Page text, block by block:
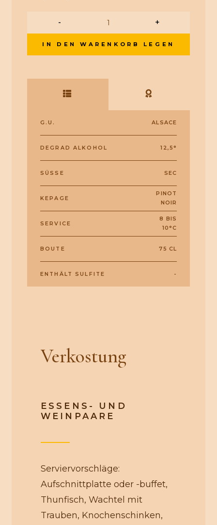
- +
IN DEN WARENKORB LEGEN
G.U. ALSACE
DEGRAD ALKOHOL 12,5°
SÜSSE SEC
KEPAGE
PINOT
NOIR
SERVICE
8 BIS
10°C
BOUTE 75 CL
ENTHÄLT SULFITE -
Verkostung
ESSENS- UND
WEINPAARE
Serviervorschläge:
Aufschnittplatte oder -buffet,
Thunfisch, Wachtel mit
Trauben, Knochenschinken,